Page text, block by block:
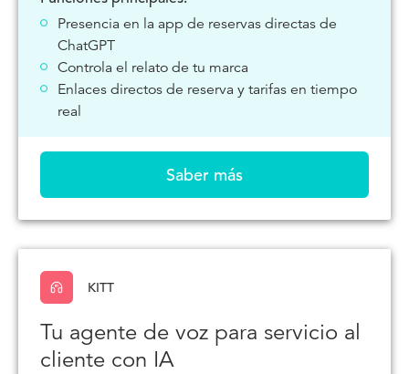
Presencia en la app de reservas directas de
ChatGPT
Controla el relato de tu marca
Enlaces directos de reserva y tarifas en tiempo
real
Saber más
KITT
Tu agente de voz para servicio al
cliente con IA